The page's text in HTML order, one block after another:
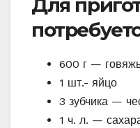
Для
600 г —
1 шт.- яйцо
3 зубчика —
1 ч. л. —